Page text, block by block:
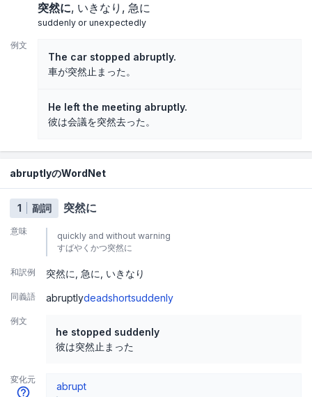
突然に いきなり 急に
suddenly or unexpectedly
例文
The car stopped abruptly.
車が突然止まった。
He left the meeting abruptly.
彼は会議を突然去った。
abruptlyのWordNet
1 副詞 突然に
意味
quickly and without warning
すばやくかつ突然に
和訳例 突然に 急に いきなり
同義語 abruptlydeadshortsuddenly
例文
he stopped suddenly
彼は突然止まった
変化元
abrupt